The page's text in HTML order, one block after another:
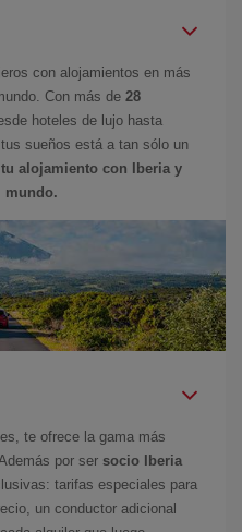
con alojamientos en más
Con más de 28
hoteles de lujo hasta
sueños está a tan sólo un
alojamiento con Iberia y
mundo.
te ofrece la gama más
por ser socio Iberia
tarifas especiales para
un conductor adicional